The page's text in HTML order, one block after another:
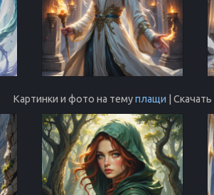
Картинки и фото на темуплащи |